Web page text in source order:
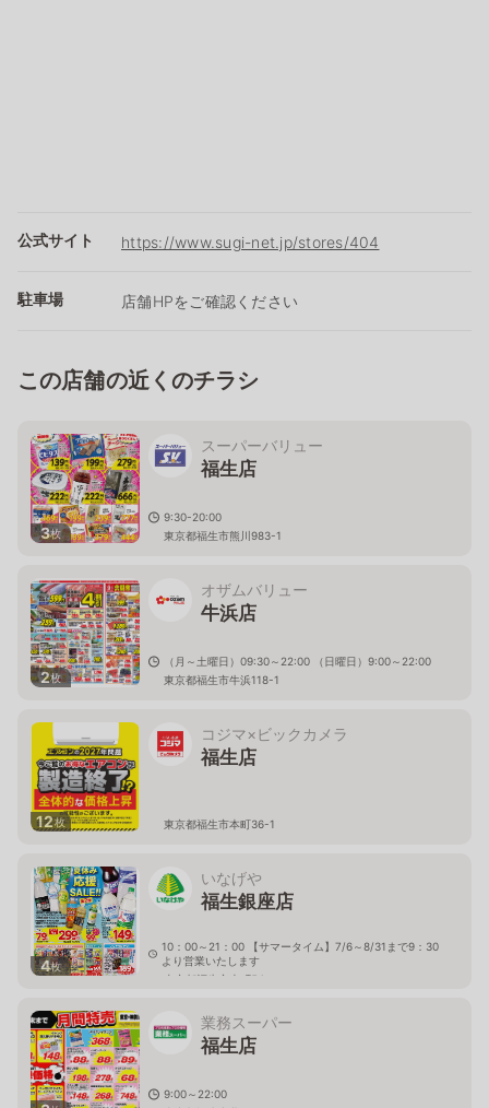
公式サイト https://www.sugi-net.jp/stores/404
駐車場 店舗HPをご確認ください
この店舗の近くのチラシ
3枚
スーパーバリュー
福生店
9:30-20:00
東京都福生市熊川983-1
2枚
オザムバリュー
牛浜店
（月～土曜日）09:30～22:00 （日曜日）9:00～22:00
東京都福生市牛浜118-1
12枚
コジマ×ビックカメラ
福生店
東京都福生市本町36-1
4枚
いなげや
福生銀座店
10：00～21：00 【サマータイム】7/6～8/31まで9：30
より営業いたします
東京都福生市本町54
業務スーパー
福生店
9:00～22:00